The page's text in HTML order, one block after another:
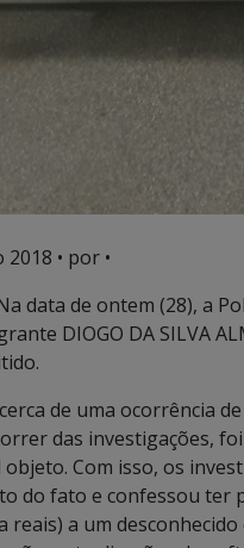
2018 • por •
data de ontem (28), a
DIOGO DA SILVA
de uma ocorrência
das investigações,
Com isso, os
do fato e confessou ter
reais) a um